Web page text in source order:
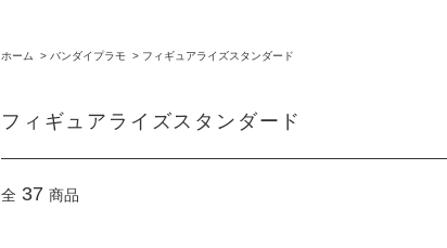
ホーム > バンダイプラモ > フィギュアライズスタンダード
フィギュアライズスタンダード
全 37 商品